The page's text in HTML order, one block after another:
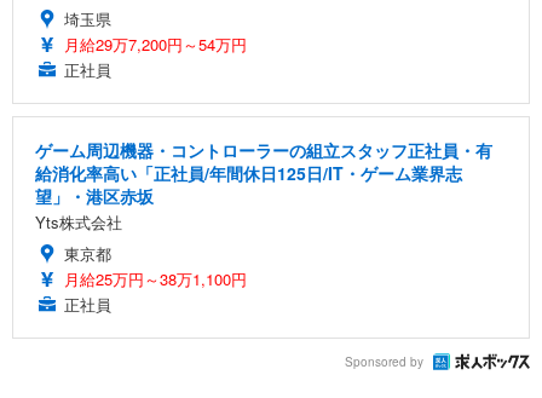
埼玉県
月給29万7,200円～54万円
正社員
ゲーム周辺機器・コントローラーの組立スタッフ正社員・有
給消化率高い「正社員/年間休日125日/IT・ゲーム業界志
望」・港区赤坂
Yts株式会社
東京都
月給25万円～38万1,100円
正社員
Sponsored by